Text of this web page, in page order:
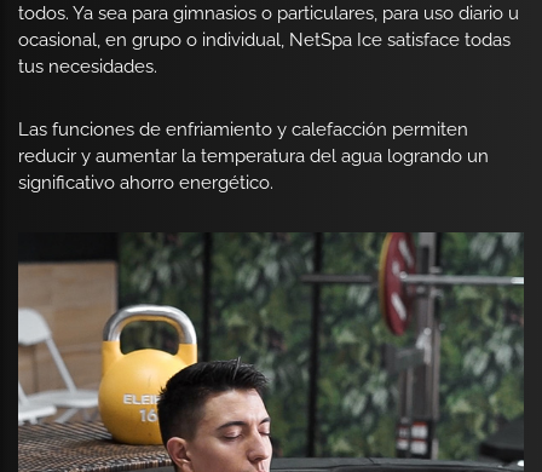
todos. Ya sea para gimnasios o particulares, para uso diario u
ocasional, en grupo o individual, NetSpa Ice satisface todas
tus necesidades.
Las funciones de enfriamiento y calefacción permiten
reducir y aumentar la temperatura del agua logrando un
significativo ahorro energético.